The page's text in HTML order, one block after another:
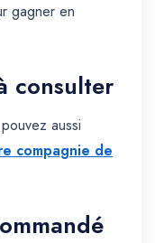
gagner en
consulter
aussi
compagnie de